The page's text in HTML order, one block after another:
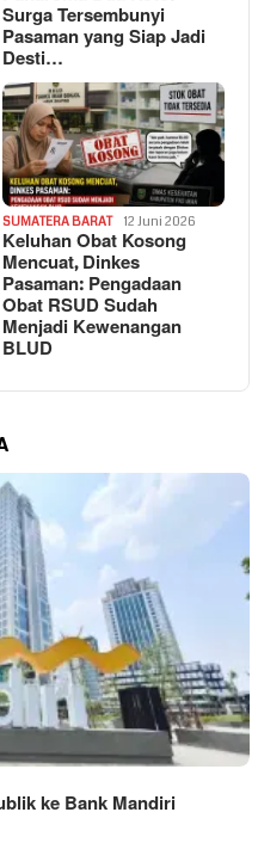
Surga Tersembunyi
Pasaman yang Siap Jadi
Desti…
SUMATERA BARAT 12 Juni 2026
Keluhan Obat Kosong
Mencuat, Dinkes
Pasaman: Pengadaan
Obat RSUD Sudah
Menjadi Kewenangan
BLUD
ke Bank Mandiri